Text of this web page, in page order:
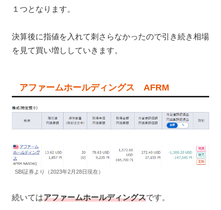
１つとなります。
決算後に指値を入れて刺さらなかったので引き続き相場
を見て買い増ししていきます。
アファームホールディングス AFRM
SBI証券より（2023年2月28日現在）
続いてはアファームホールディングスです。